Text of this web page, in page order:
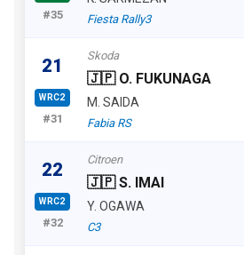
#35 Fiesta Rally3
21
WRC2
#31
Skoda
🇯🇵 O. FUKUNAGA
M. SAIDA
Fabia RS
22
WRC2
#32
Citroen
🇯🇵 S. IMAI
Y. OGAWA
C3